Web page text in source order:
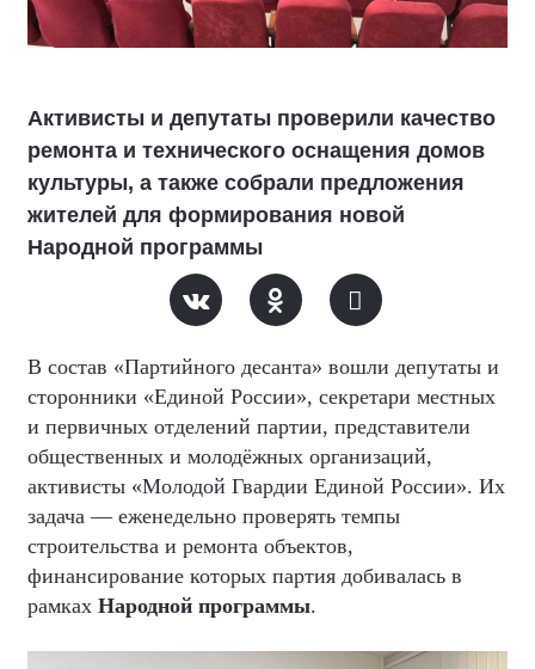
Активисты и депутаты проверили качество
ремонта и технического оснащения домов
культуры, а также собрали предложения
жителей для формирования новой
Народной программы
В состав «Партийного десанта» вошли депутаты и
сторонники «Единой России», секретари местных
и первичных отделений партии, представители
общественных и молодёжных организаций,
активисты «Молодой Гвардии Единой России». Их
задача — еженедельно проверять темпы
строительства и ремонта объектов,
финансирование которых партия добивалась в
рамках Народной программы.